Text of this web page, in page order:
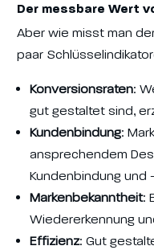
Der messbare Wert
Aber wie misst man
paar
Konversionsraten:
gut gestaltet sind,
Kundenbindung:
ansprechendem
Kundenbindung und
Markenbekanntheit:
Wiedererkennung
Effizienz: Gut